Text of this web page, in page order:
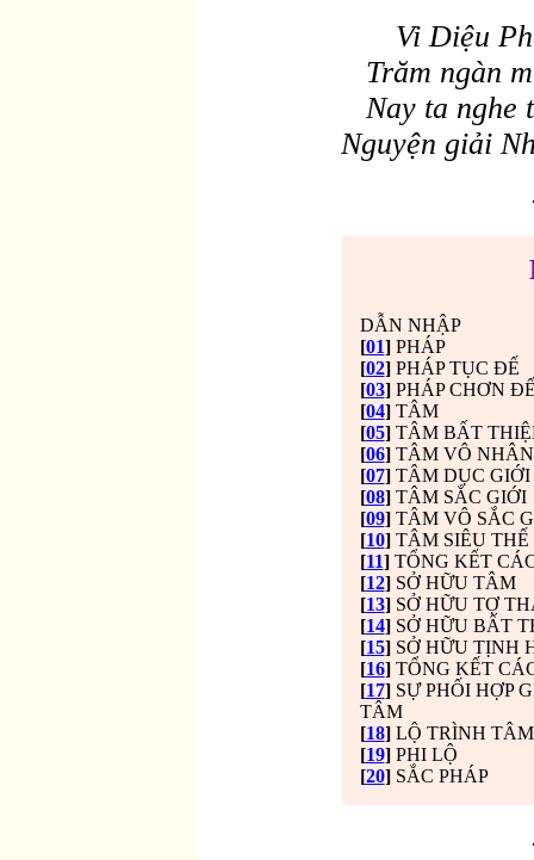
Vi Diệu
Trăm ngàn
Nay ta nghe
Nguyện giải
DẪN NHẬP
[01]PHÁP
[02]PHÁP TỤC ÐẾ
[03]PHÁP CHƠN
[04]TÂM
[05]TÂM BẤT
[06]TÂM VÔ NHÂN
[07]TÂM DỤC GIỚI
[08]TÂM SẮC GIỚI
[09]TÂM VÔ SẮC
[10]TÂM SIÊU THẾ
[11]TỔNG KẾT
[12]SỞ HỮU TÂM
[13]SỞ HỮU TỢ
[14]SỞ HỮU BẤT
[15]SỞ HỮU TỊNH
[16]TỔNG KẾT
[17]SỰ PHỐI HỢP
TÂM
[18]LỘ TRÌNH TÂM
[19]PHI LỘ
[20]SẮC PHÁP